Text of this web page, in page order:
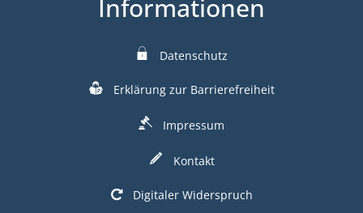
Informationen
Datenschutz
Erklärung zur Barrierefreiheit
Impressum
Kontakt
Digitaler Widerspruch